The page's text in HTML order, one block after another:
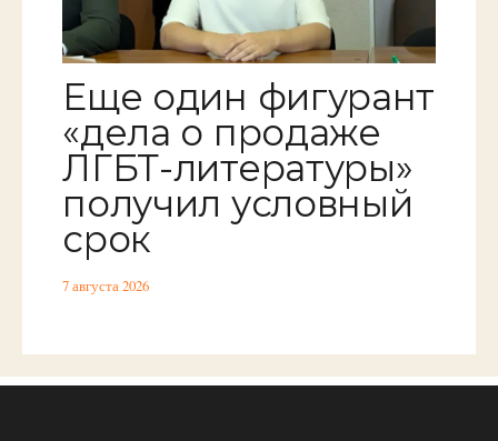
Еще один фигурант
«дела о продаже
ЛГБТ-литературы»
получил условный
срок
7 августа 2026